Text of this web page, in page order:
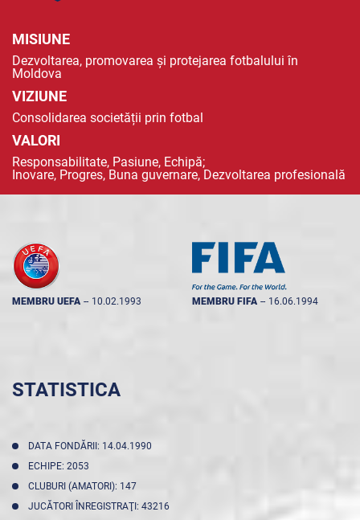
MISIUNE
Dezvoltarea, promovarea și protejarea fotbalului în
Moldova
VIZIUNE
Consolidarea societății prin fotbal
VALORI
Responsabilitate, Pasiune, Echipă;
Inovare, Progres, Buna guvernare, Dezvoltarea profesională
MEMBRU UEFA -- 10.02.1993 MEMBRU FIFA -- 16.06.1994
STATISTICA
DATA FONDĂRII: 14.04.1990
ECHIPE: 2053
CLUBURI (AMATORI): 147
JUCĂTORI ÎNREGISTRAŢI: 43216